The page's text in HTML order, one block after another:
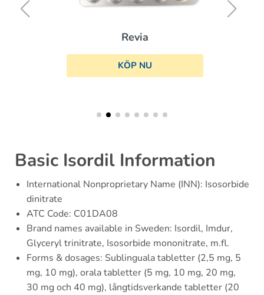
Revia
KÖP NU
Basic Isordil Information
International Nonproprietary Name (INN): Isosorbide
dinitrate
ATC Code: C01DA08
Brand names available in Sweden: Isordil, Imdur,
Glyceryl trinitrate, Isosorbide mononitrate, m.fl.
Forms & dosages: Sublinguala tabletter (2,5 mg, 5
mg, 10 mg), orala tabletter (5 mg, 10 mg, 20 mg,
30 mg och 40 mg), långtidsverkande tabletter (20